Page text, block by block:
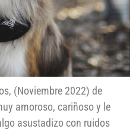
(Noviembre 2022) de
amoroso, cariñoso y le
asustadizo con ruidos